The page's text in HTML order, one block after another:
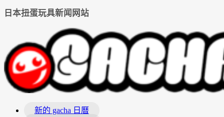
日本扭蛋玩具新闻网站
新的 gacha 日曆